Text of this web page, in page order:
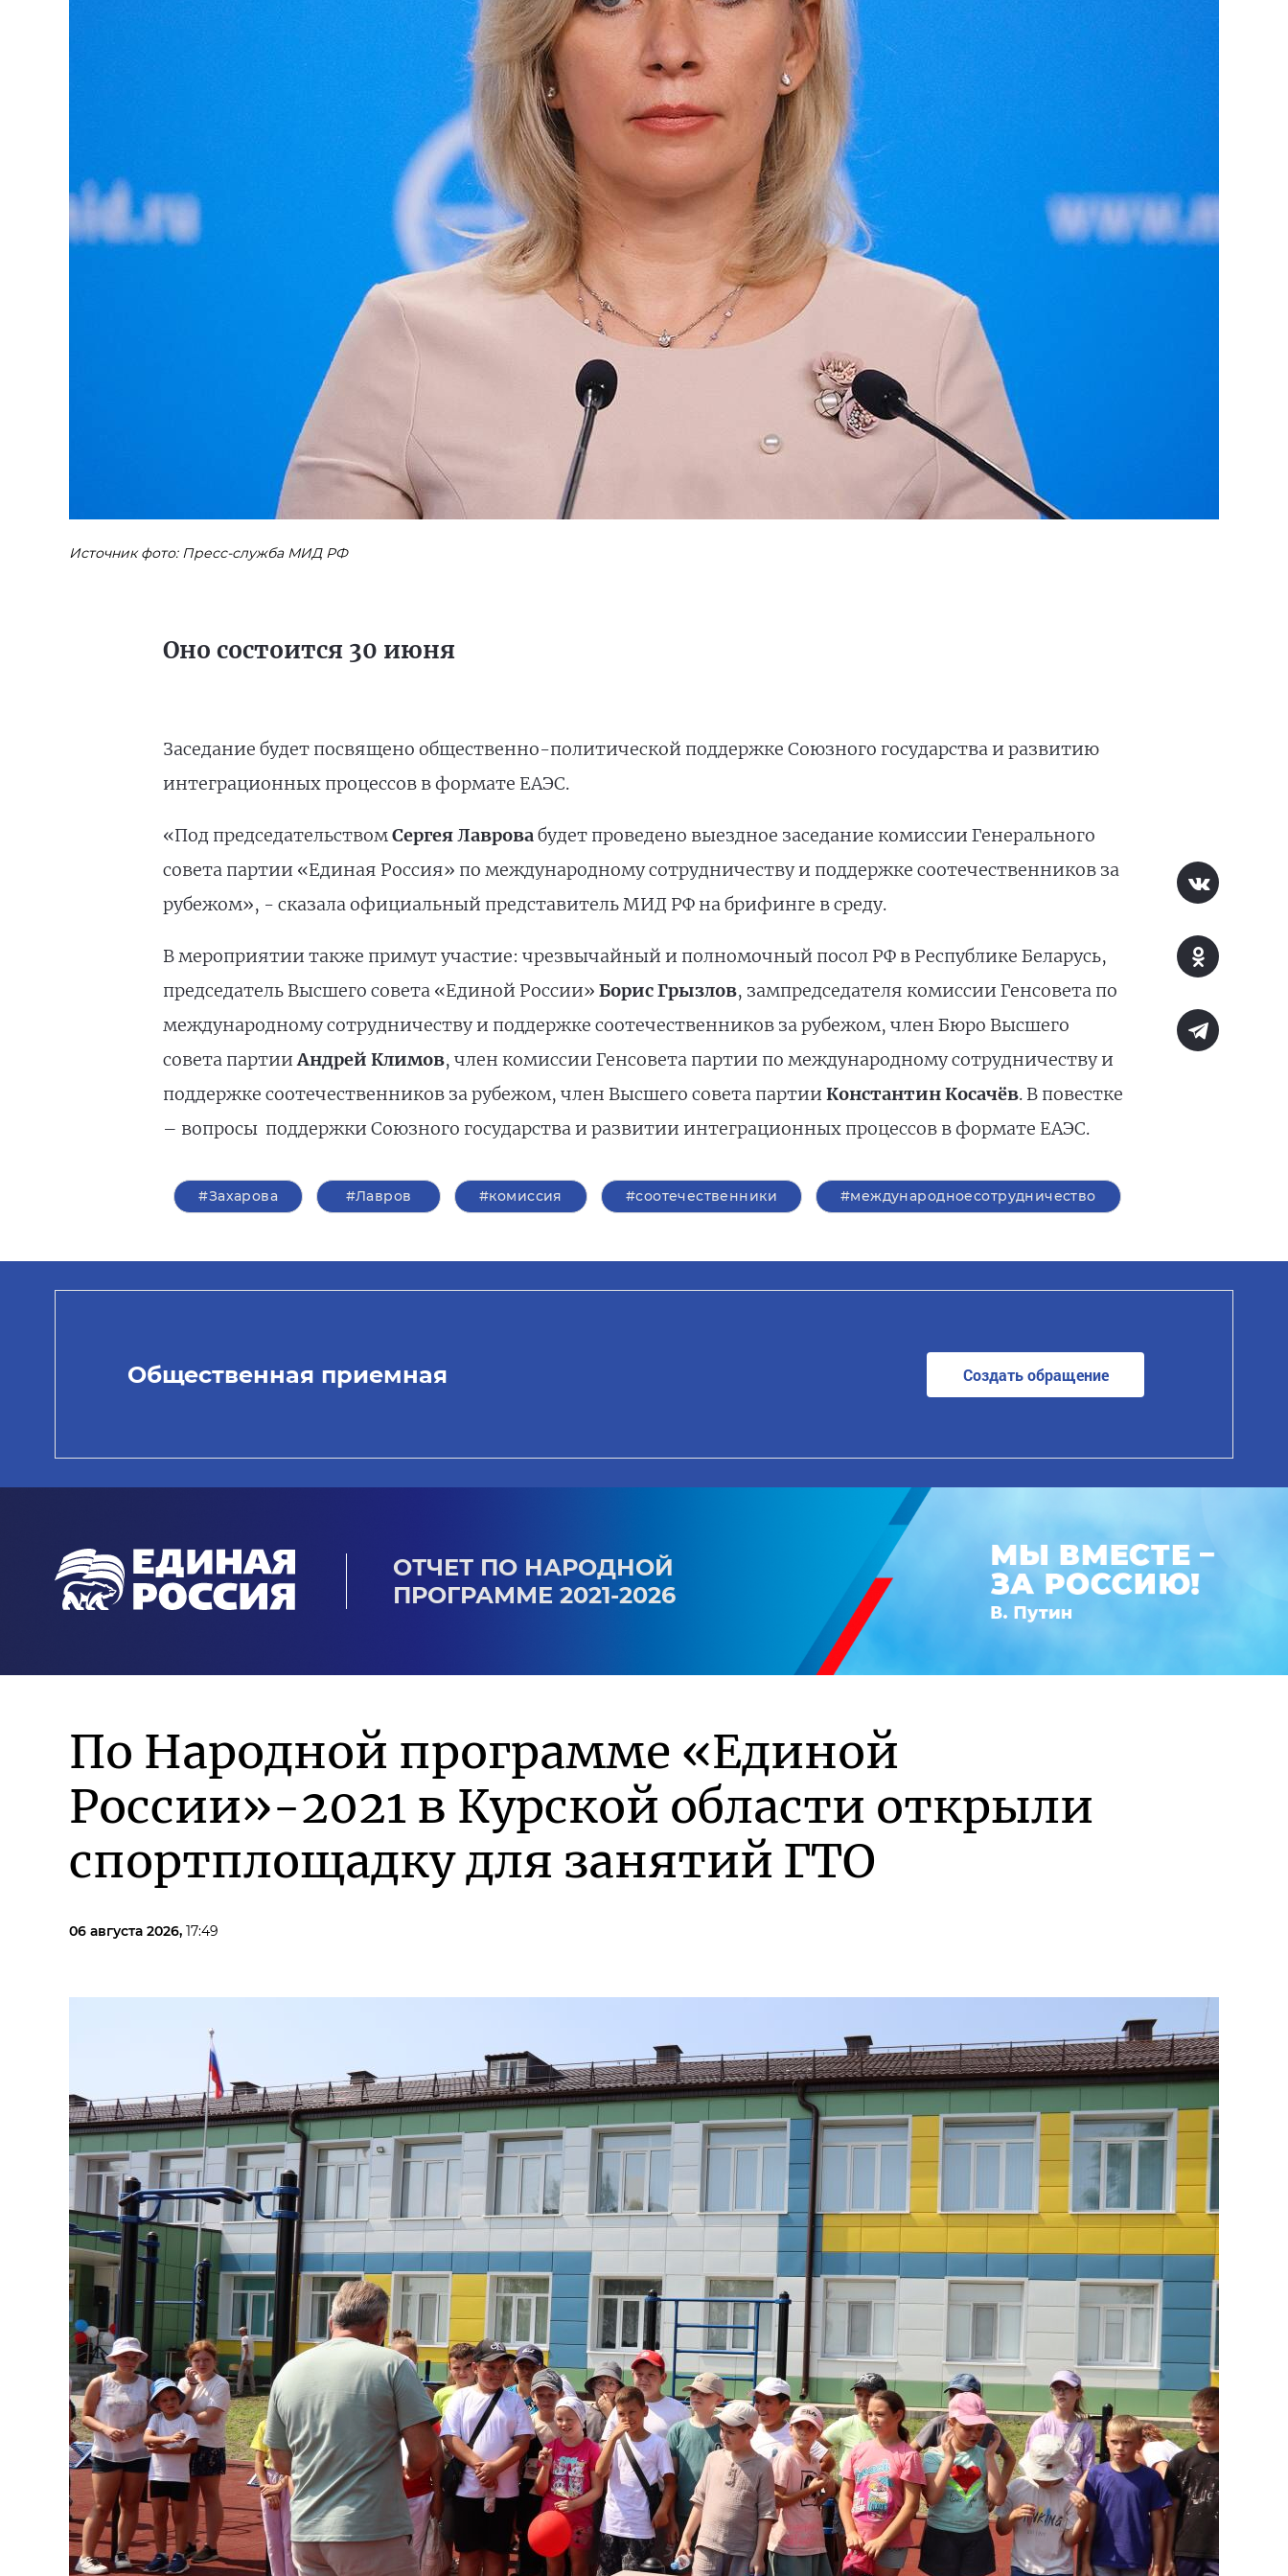
Источник фото: Пресс-служба МИД РФ
Оно состоится 30 июня
Заседание будет посвящено общественно-политической поддержке Союзного государства и развитию
интеграционных процессов в формате ЕАЭС.
«Под председательствомСергея Лавровабудет проведено выездное заседание комиссии Генерального
совета партии «Единая Россия» по международному сотрудничеству и поддержке соотечественников за
рубежом», - сказала официальный представитель МИД РФ нa брифинге в среду.
В мероприятии также примут участие: чрезвычайный и полномочный посол РФ в Республике Беларусь,
председатель Высшего совета «Единой России» Борис Грызлов, зампредседателя комиссии Генсовета по
международному сотрудничеству и поддержке соотечественников за рубежом, член Бюро Высшего
совета партииАндрей Климов, член комиссии Генсовета партии по международному сотрудничеству и
поддержке соотечественников за рубежом, член Высшего совета партии Константин Косачёв. В повестке
– вопросы поддержки Союзного государства и развитии интеграционных процессов в формате ЕАЭС.
#Захарова #Лавров #комиссия #соотечественники #международноесотрудничество
Общественная приемная Создать обращение
ОТЧЕТ ПО НАРОДНОЙ
ПРОГРАММЕ 2021-2026
По Народной программе «Единой
России»-2021 в Курской области открыли
спортплощадку для занятий ГТО
06 августа 2026, 17:49